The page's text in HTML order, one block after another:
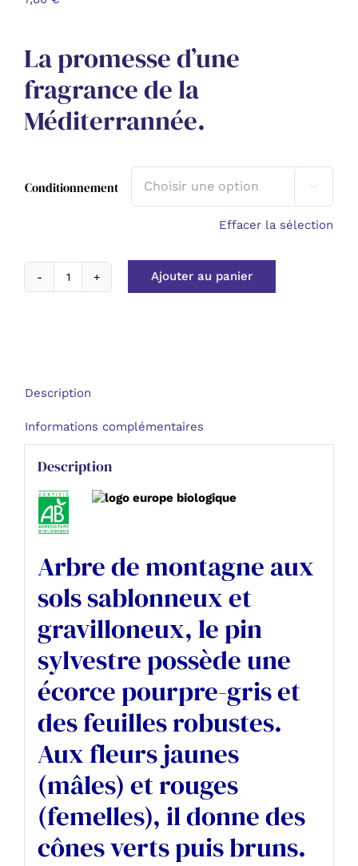
La promesse d’une
fragrance de la
Méditerrannée.
Conditionnement 
Effacer la sélection
quantité
-
Ajouter au panier
Description
Informations complémentaires
Description
Arbre de montagne aux
sols sablonneux et
gravilloneux, le pin
sylvestre possède une
écorce pourpre-gris et
des feuilles robustes.
Aux fleurs jaunes
(mâles) et rouges
(femelles), il donne des
cônes verts puis bruns.